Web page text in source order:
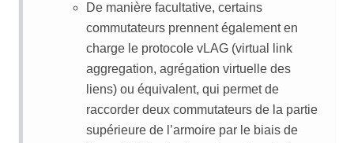
De manière facultative, certains
commutateurs prennent également en
charge le protocole vLAG (virtual link
aggregation, agrégation virtuelle des
liens) ou équivalent, qui permet de
raccorder deux commutateurs de la partie
supérieure de l’armoire par le biais de